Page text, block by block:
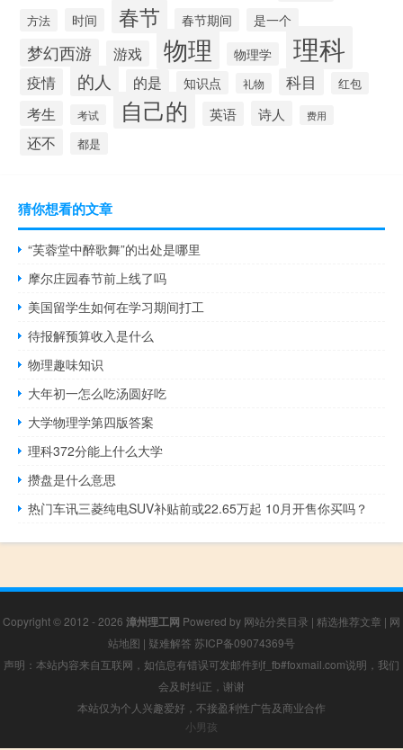
方法
时间 春节 春节期间 是一个
梦幻西游 游戏 物理 物理学 理科
疫情 的人 的是 知识点 礼物 科目 红包
考生 考试 自己的 英语 诗人 费用
还不 都是
猜你想看的文章
“芙蓉堂中醉歌舞”的出处是哪里
摩尔庄园春节前上线了吗
美国留学生如何在学习期间打工
待报解预算收入是什么
物理趣味知识
大年初一怎么吃汤圆好吃
大学物理学第四版答案
理科372分能上什么大学
攒盘是什么意思
热门车讯三菱纯电SUV补贴前或22.65万起 10月开售你买吗？
Copyright © 2012 - 2026 漳州理工网 Powered by 网站分类目录 | 精选推荐文章 | 网
站地图 | 疑难解答 苏ICP备09074369号
声明：本站内容来自互联网，如信息有错误可发邮件到f_fb#foxmail.com说明，我们
会及时纠正，谢谢
本站仅为个人兴趣爱好，不接盈利性广告及商业合作
小男孩